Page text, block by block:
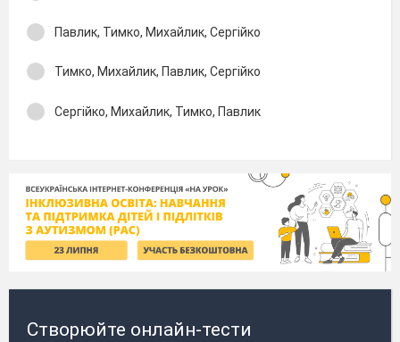
Павлик, Тимко, Михайлик, Сергійко
Тимко, Михайлик, Павлик, Сергійко
Сергійко, Михайлик, Тимко, Павлик
Створюйте онлайн-тести